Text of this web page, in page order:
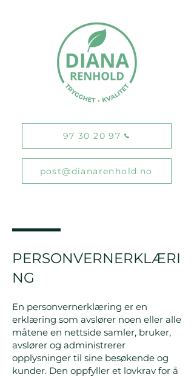
97 30 20 97
post@dianarenhold.no
PERSONVERNERKLÆRI
NG
En personvernerklæring er en
erklæring som avslører noen eller alle
måtene en nettside samler, bruker,
avslører og administrerer
opplysninger til sine besøkende og
kunder. Den oppfyller et lovkrav for å